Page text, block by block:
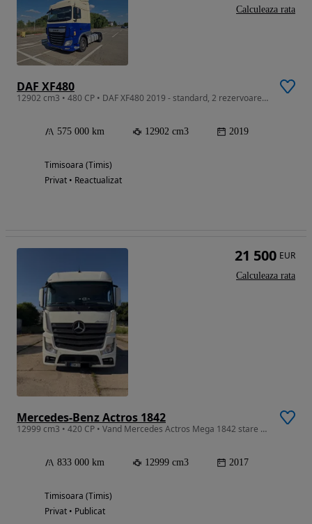
DAF XF480
12902 cm3 • 480 CP • DAF XF480 2019 - standard, 2 rezervoare, posibilitate leasing 3 ani
575 000 km 12902 cm3 2019
Timisoara (Timis)
Privat • Reactualizat
Calculeaza rata
Mercedes-Benz Actros 1842
12999 cm3 • 420 CP • Vand Mercedes Actros Mega 1842 stare perfecta
833 000 km 12999 cm3 2017
Timisoara (Timis)
Privat • Publicat
21 500 EUR
Calculeaza rata